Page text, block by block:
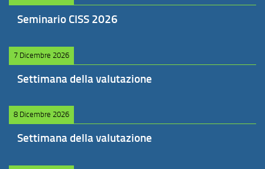
Seminario CISS 2026
7 Dicembre 2026
Settimana della valutazione
8 Dicembre 2026
Settimana della valutazione